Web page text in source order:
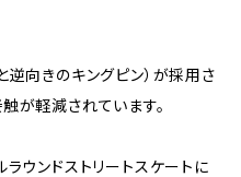
逆向きのキングピン）が採用さ
が軽減されています。
ラウンドストリートスケートに